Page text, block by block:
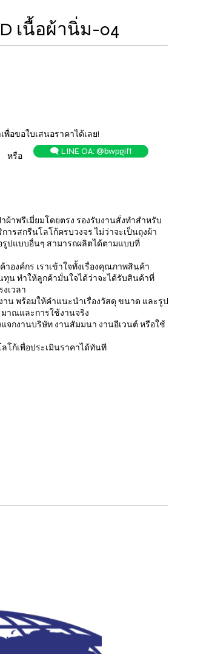
เนื้อผ้านิ่ม-04
พื่อขอใบเสนอราคาได้เลย!
หรือ 🗨️ LINE OA: @bwpgift
ผ้าพรีเมี่ยมโดยตรง รองรับงานสั่งทำสำหรับ
ารสกรีนโลโก้ครบวงจร ไม่ว่าจะเป็นถุงผ้า
รูปแบบอื่นๆ สามารถผลิตได้ตามแบบที่
องค์กร เราเข้าใจทั้งเรื่องคุณภาพสินค้า
ทุน ทำให้ลูกค้ามั่นใจได้ว่าจะได้รับสินค้าที่
เวลา
น พร้อมให้คำแนะนำเรื่องวัสดุ ขนาด และรูป
มาณและการใช้งานจริง
จกงานบริษัท งานสัมมนา งานอีเวนต์ หรือใช้
โก้เพื่อประเมินราคาได้ทันที